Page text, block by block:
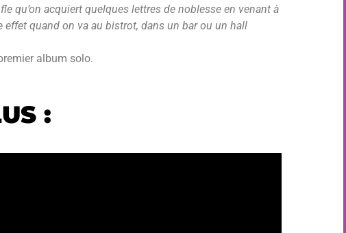
qu’on acquiert quelques lettres de noblesse en venant à
effet quand on va au bistrot, dans un bar ou un hall
album solo.
: